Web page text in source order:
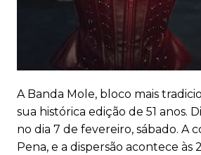
A Banda Mole, bloco mais
sua histórica edição de 51 anos.
no dia 7 de fevereiro, sábado. A
Pena, e a dispersão acontece às